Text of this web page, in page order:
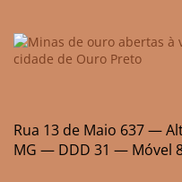
Rua 13 de Maio 637 —
MG — DDD 31 — Móvel